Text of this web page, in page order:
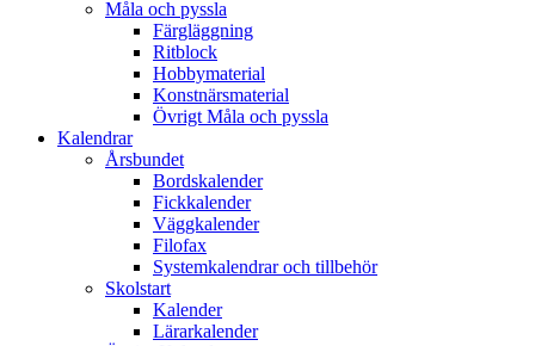
Måla och pyssla
Färgläggning
Ritblock
Hobbymaterial
Konstnärsmaterial
Övrigt Måla och pyssla
Kalendrar
Årsbundet
Bordskalender
Fickkalender
Väggkalender
Filofax
Systemkalendrar och tillbehör
Skolstart
Kalender
Lärarkalender